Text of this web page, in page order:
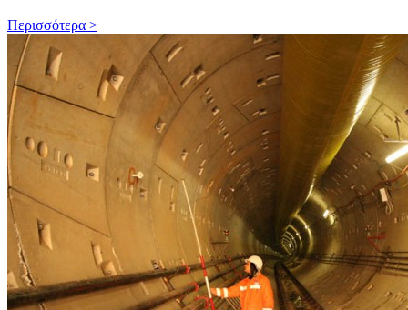
Περισσότερα >